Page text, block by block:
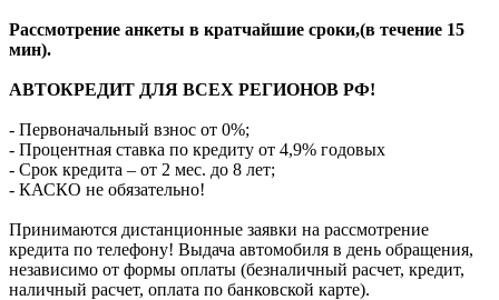
Рассмотрение анкеты в кратчайшие сроки,(в течение 15
мин).
АВТОКРЕДИТ ДЛЯ ВСЕХ РЕГИОНОВ РФ!
- Первоначальный взнос от 0%;
- Процентная ставка по кредиту от 4,9% годовых
- Срок кредита – от 2 мес. до 8 лет;
- КАСКО не обязательно!
Принимаются дистанционные заявки на рассмотрение
кредита по телефону! Выдача автомобиля в день обращения,
независимо от формы оплаты (безналичный расчет, кредит,
наличный расчет, оплата по банковской карте).